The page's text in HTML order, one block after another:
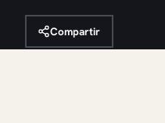
Compartir